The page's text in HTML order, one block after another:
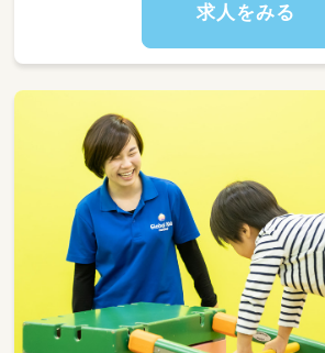
求人をみる